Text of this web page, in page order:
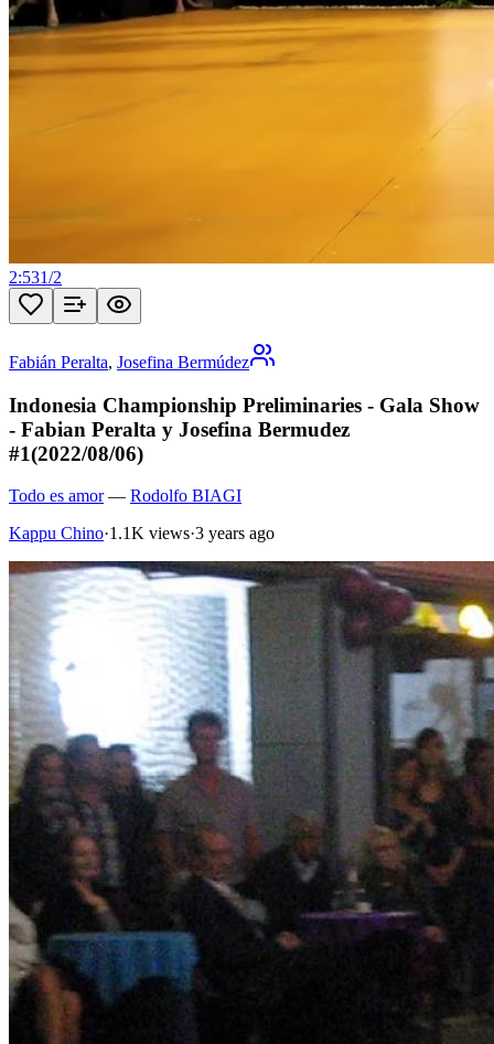
2:531/2
Fabián Peralta, Josefina Bermúdez
Indonesia Championship Preliminaries - Gala Show
- Fabian Peralta y Josefina Bermudez
#1(2022/08/06)
Todo es amor— Rodolfo BIAGI
Kappu Chino·1.1K views·3 years ago